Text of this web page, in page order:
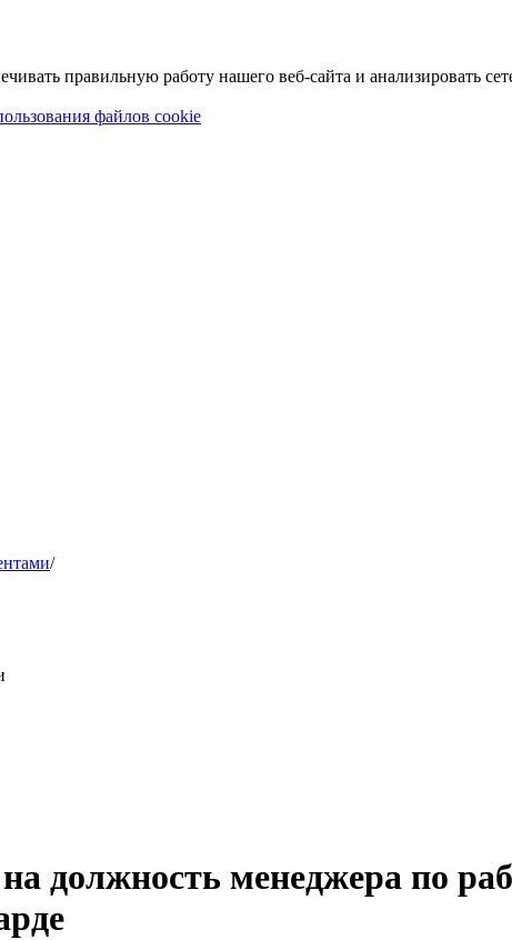
правильную работу нашего веб-сайта и анализировать
файлов cookie
/
должность менеджера по